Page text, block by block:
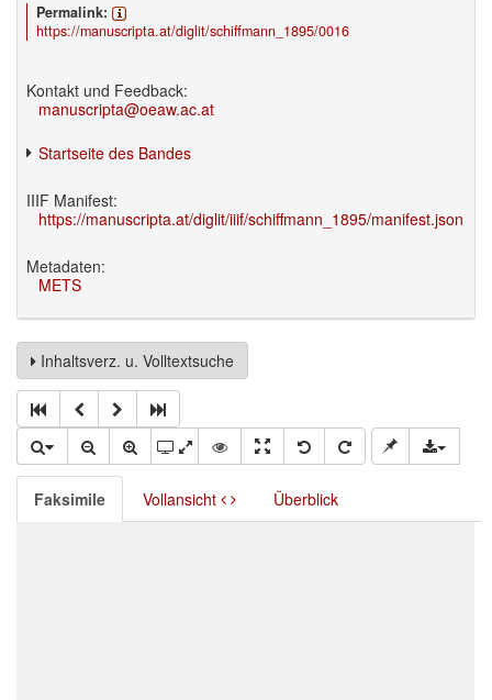
Permalink:
https://manuscripta.at/diglit/schiffmann_1895/0016
Kontakt und Feedback:
manuscripta@oeaw.ac.at
Startseite des Bandes
IIIF Manifest:
https://manuscripta.at/diglit/iiif/schiffmann_1895/manifest.json
Metadaten:
METS
Inhaltsverz. u. Volltextsuche
Faksimile Vollansicht Überblick